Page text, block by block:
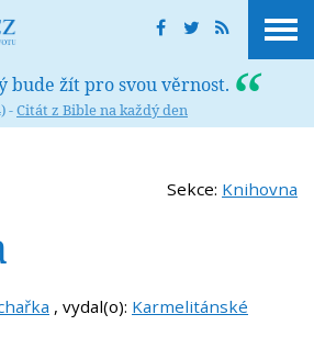
bude žít pro svou věrnost.
-Citát z Bible na každý den
Sekce: Knihovna
, vydal(o): Karmelitánské